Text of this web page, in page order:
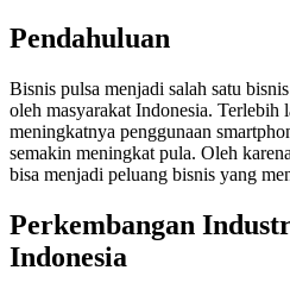
Pendahuluan
Bisnis pulsa menjadi salah satu
oleh masyarakat Indonesia. Terlebih
meningkatnya penggunaan
semakin meningkat pula. Oleh
bisa menjadi peluang bisnis yang
Perkembangan
Indonesia